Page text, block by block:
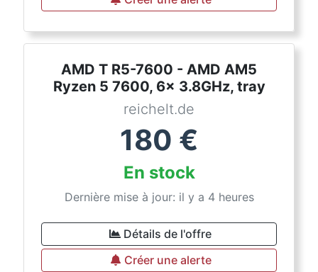
AMD T R5-7600 - AMD AM5
Ryzen 5 7600, 6x 3.8GHz, tray
reichelt.de
180 €
En stock
Dernière mise à jour: il y a 4 heures
Détails de l'offre
Créer une alerte